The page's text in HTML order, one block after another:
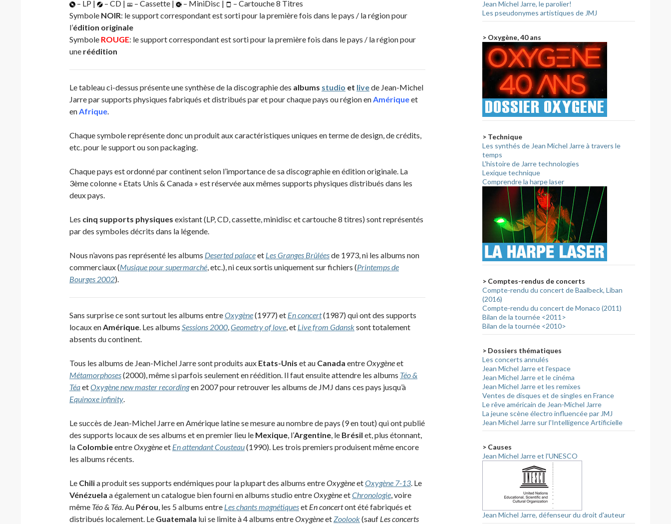
– LP |
– CD | – Cassette | – MiniDisc |
– Cartouche 8 Titres
Symbole NOIR: le support correspondant est sorti pour la première fois dans le pays / la région pour
l’édition originale
Symbole ROUGE: le support correspondant est sorti pour la première fois dans le pays / la région pour
une réédition
Le tableau ci-dessus présente une synthèse de la discographie des albums studio et livede Jean-Michel
Jarre par supports physiques fabriqués et distribués par et pour chaque pays ou région enAmériqueet
enAfrique.
Chaque symbole représente donc un produit aux caractéristiques uniques en terme de design, de crédits,
etc. pour le support ou son packaging.
Chaque pays est ordonné par continent selon l’importance de sa discographie en édition originale. La
3ème colonne « Etats Unis & Canada » est réservée aux mêmes supports physiques distribués dans les
deux pays.
Les cinq supports physiques existant (LP, CD, cassette, minidisc et cartouche 8 titres) sont représentés
par des symboles décrits dans la légende.
Nous n’avons pas représenté les albums Deserted palaceet Les Granges Brûléesde 1973, ni les albums non
commerciaux (Musique pour supermarché, etc.), ni ceux sortis uniquement sur fichiers (Printemps de
Bourges 2002).
Sans surprise ce sont surtout les albums entreOxygène(1977) et En concert(1987) qui ont des supports
locaux enAmérique. Les albums Sessions 2000,Geometry of love, et Live from Gdansksont totalement
absents du continent.
Tous les albums de Jean-Michel Jarre sont produits aux Etats-Unis et au Canada entreOxygèneet
Métamorphoses(2000), même si parfois seulement en réédition. Il faut ensuite attendre les albums Téo &
TéaetOxygène new master recordingen 2007 pour retrouver les albums de JMJ dans ces pays jusqu’à
Equinoxe infinity.
Le succès de Jean-Michel Jarre en Amérique latine se mesure au nombre de pays (9 en tout) qui ont publié
des supports locaux de ses albums et en premier lieu le Mexique, l’Argentine, le Brésil et, plus étonnant,
la ColombieentreOxygèneet En attendant Cousteau(1990). Les trois premiers produisent même encore
les albums récents.
Le Chilia produit ses supports endémiques pour la plupart des albums entreOxygèneetOxygène 7-13. Le
Vénézuela a également un catalogue bien fourni en albums studio entreOxygèneetChronologie, voire
même Téo & Téa. Au Pérou, les 5 albums entre Les chants magnétiqueset En concertont été fabriqués et
distribués localement. Le Guatemala lui se limite à 4 albums entreOxygèneetZoolook(sauf Les concerts
Jean Michel Jarre, le parolier!
Les pseudonymes artistiques de JMJ
> Oxygène, 40 ans
> Technique
Les synthés de Jean Michel Jarre à travers le
temps
L'histoire de Jarre technologies
Lexique technique
Comprendre la harpe laser
> Comptes-rendus de concerts
Compte-rendu du concert de Baalbeck, Liban
(2016)
Compte-rendu du concert de Monaco (2011)
Bilan de la tournée <2011>
Bilan de la tournée <2010>
> Dossiers thématiques
Les concerts annulés
Jean Michel Jarre et l'espace
Jean Michel Jarre et le cinéma
Jean Michel Jarre et les remixes
Ventes de disques et de singles en France
Le rêve américain de Jean-Michel Jarre
La jeune scène électro influencée par JMJ
Jean Michel Jarre sur l'Intelligence Artificielle
> Causes
Jean Michel Jarre et l'UNESCO
Jean Michel Jarre, défenseur du droit d'auteur